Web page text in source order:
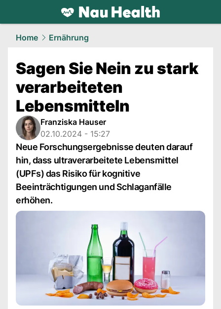
health.NAU.ch
Home Ernährung
Sagen Sie Nein zu stark
verarbeiteten
Lebensmitteln
Franziska Hauser
02.10.2024 - 15:27
Neue Forschungsergebnisse deuten darauf
hin, dass ultraverarbeitete Lebensmittel
(UPFs) das Risiko für kognitive
Beeinträchtigungen und Schlaganfälle
erhöhen.